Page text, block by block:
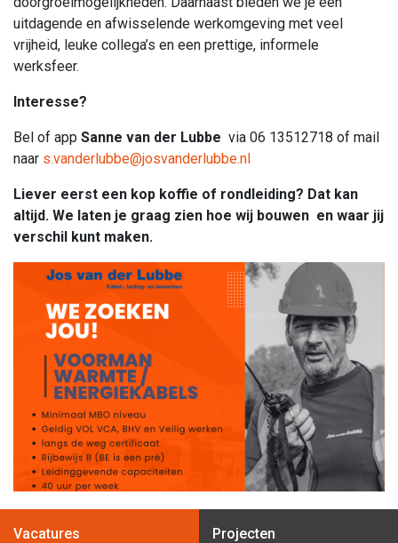
uitdagende en afwisselende werkomgeving met veel
vrijheid, leuke collega’s en een prettige, informele
werksfeer.
Interesse?
Bel of app Sanne van der Lubbe via 06 13512718 of mail
naar s.vanderlubbe@josvanderlubbe.nl
Liever eerst een kop koffie of rondleiding? Dat kan
altijd. We laten je graag zien hoe wij bouwen en waar jij
verschil kunt maken.
Vacatures Projecten